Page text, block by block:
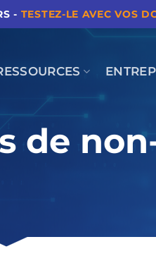
- TESTEZ-LE AVEC VOS
de